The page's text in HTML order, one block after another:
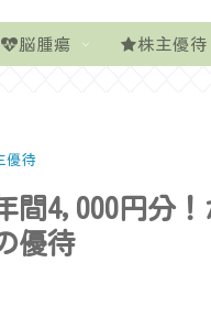
脳腫瘍 株主優待
優待
間4,000円分
優待